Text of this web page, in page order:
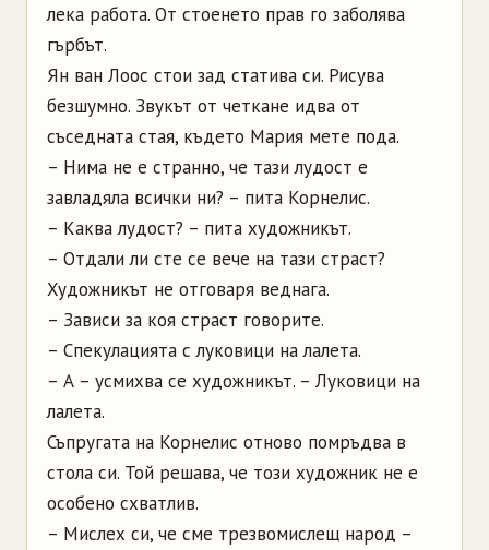
лека работа. От стоенето прав го заболява
гърбът.
Ян ван Лooс стои зад статива си. Рисува
безшумно. Звукът от четкане идва от
съседната стая, където Мария мете пода.
– Нима не е странно, че тази лудост е
завладяла всички ни? – пита Корнелис.
– Каква лудост? – пита художникът.
– Отдали ли сте се вече на тази страст?
Художникът не отговаря веднага.
– Зависи за коя страст говорите.
– Спекулацията с луковици на лалета.
– А – усмихва се художникът. – Луковици на
лалета.
Съпругата на Корнелис отново помръдва в
стола си. Той решава, че този художник не е
особено схватлив.
– Мислех си, че сме трезвомислещ народ –